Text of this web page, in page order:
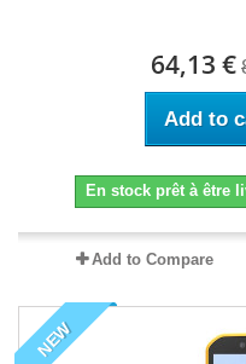
64,13 €
Add to
En stock prêt à être
Add to Compare
NEW